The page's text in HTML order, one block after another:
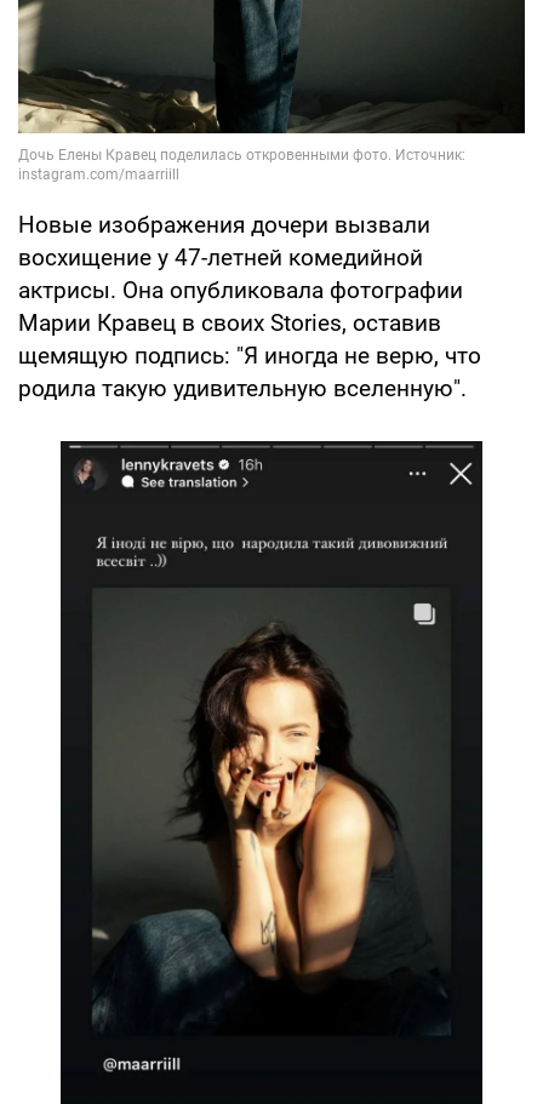
Новые изображения дочери вызвали
восхищение у 47-летней комедийной
актрисы. Она опубликовала фотографии
Марии Кравец в своих Stories, оставив
щемящую подпись: "Я иногда не верю, что
родила такую удивительную вселенную".